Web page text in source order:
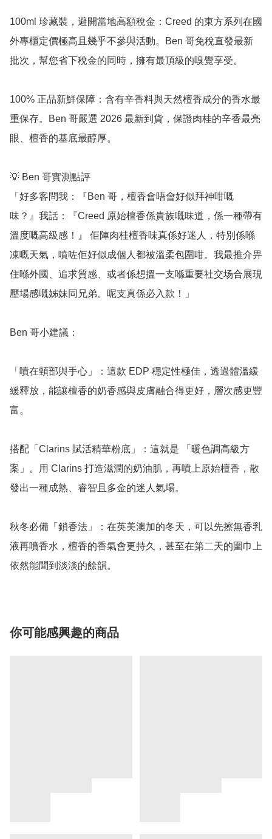
100ml 珍藏裝，避開當地高額稅金：Creed 的東方系列在國
外專櫃定價極高且幾乎不參與活動。Ben 哥免稅直發最新
批次，幫您省下稅金的同時，擁有最頂級的嗅覺享受。
100% 正品新鮮保障：含有辛香料與天然檀香成分的香水最
重保存。Ben 哥嚴選 2026 最新到貨，保證肉桂的辛香最亮
眼、檀香的基底最醇厚。
💡 Ben 哥實測點評
「好多客問我：『Ben 哥，檀香會唔會好似拜神咁嘅
味？』我話：『Creed 原始檀香係貴族嘅味道，係一種帶有
溫度嘅高級感！』 佢陣肉桂檀香味真係好迷人，特別係喺
凍嘅天氣，噴咗佢好似成個人都被溫柔包圍咁。我最推介畀
住喺外國、追求質感、或者係想搵一支喺重要社交场合展現
壓場感嘅姊妹同兄弟。呢支真係必入款！」
Ben 哥小建議：
「噴在頸部與手心」：這款 EDP 穩定性極佳，透過體溫緩
緩釋放，能讓檀香的奶香感與皮膚融合得更好，層次感更豐
富。
搭配「Clarins 賦活精華粉底」：這就是 「暖色調高級方
案」。用 Clarins 打造滋潤的奶油肌，再噴上原始檀香，散
發出一種成熟、睿智且多金的迷人氣場。
秋冬必備「鎖香法」：在英美澳加的冬天，可以先擦無香乳
液再噴香水，檀香的香氣會更持久，甚至在第二天的圍巾上
依然能聞到淡淡的餘韻。
你可能感興趣的商品